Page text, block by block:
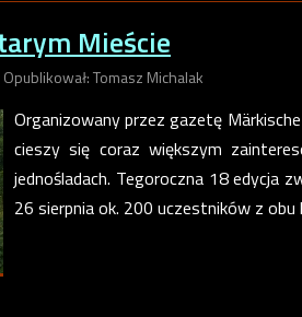
Mieście
Opublikował: Tomasz Michalak
Organizowany przez gazetę
cieszy się coraz większym
jednośladach. Tegoroczna 18 edycja
26 sierpnia ok. 200 uczestników z obu